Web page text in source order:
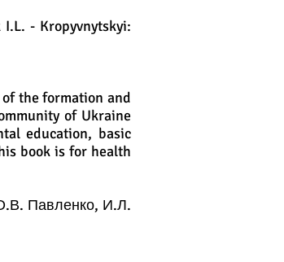
- Kropyvnytskyi:
the formation and
of Ukraine
education, basic
book is for health
Павленко, И.Л.